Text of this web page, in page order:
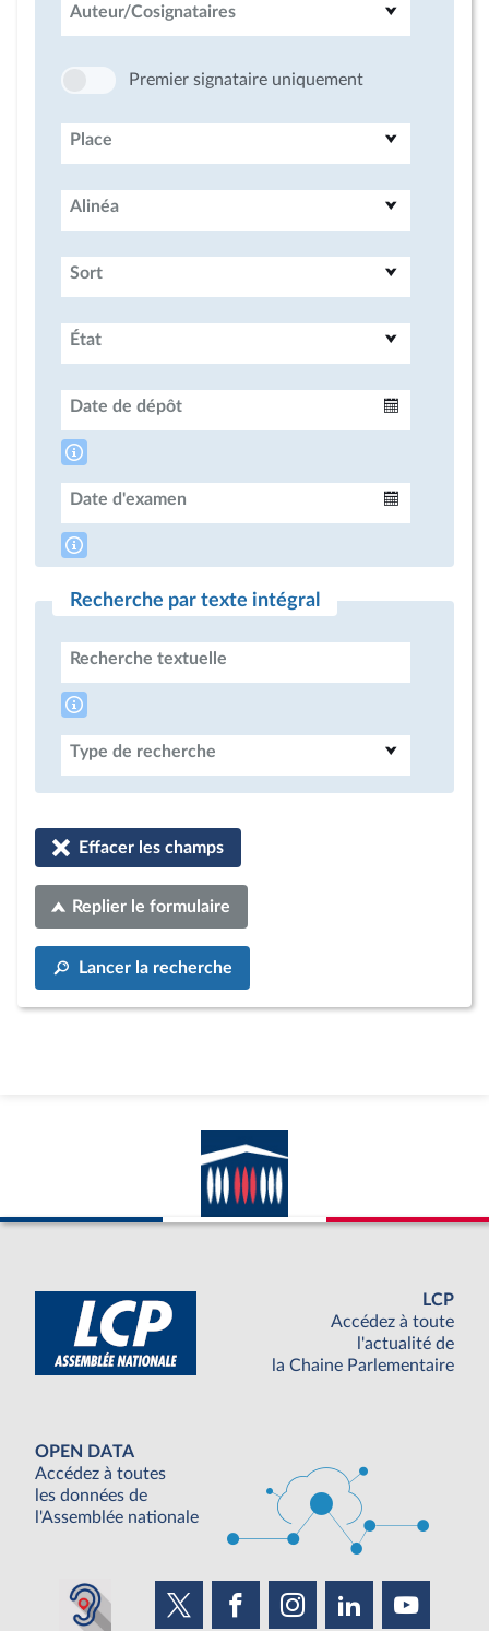
Auteur/Cosignataires
Premier signataire uniquement
Place
Alinéa
Sort
État
Date de dépôt
Date d'examen
Recherche par texte intégral
Recherche textuelle
Type de recherche
Effacer les champs
Replier le formulaire
Lancer la recherche
LCP
Accédez à toute
l'actualité de
la Chaine Parlementaire
OPEN DATA
Accédez à toutes
les données de
l'Assemblée nationale